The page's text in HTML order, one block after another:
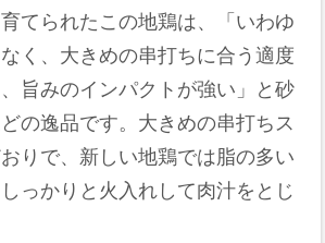
てられたこの地鶏は、「いわゆ
く、大きめの串打ちに合う適度
旨みのインパクトが強い」と砂
の逸品です。大きめの串打ちス
りで、新しい地鶏では脂の多い
っかりと火入れして肉汁をとじ